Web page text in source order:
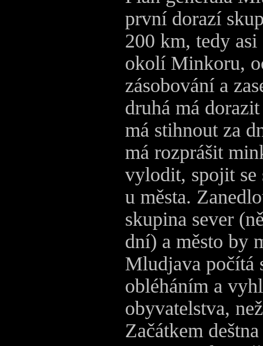
první dorazí
200 km, tedy asi
okolí Minkoru,
zásobování a
druhá má
má stihnout za
má rozprášit
vylodit, spojit se
u města.
skupina sever
dní) a město by
Mludjava počítá
obléháním a
obyvatelstva,
Začátkem